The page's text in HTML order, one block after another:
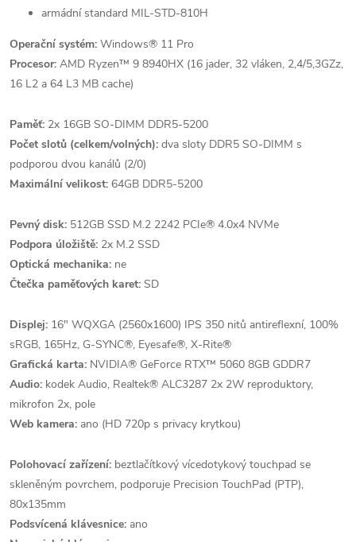
armádní standard MIL-STD-810H
Operační systém: Windows® 11 Pro
Procesor: AMD Ryzen™ 9 8940HX (16 jader, 32 vláken, 2,4/5,3GZz,
16 L2 a 64 L3 MB cache)
Paměť: 2x 16GB SO-DIMM DDR5-5200
Počet slotů (celkem/volných): dva sloty DDR5 SO-DIMM s
podporou dvou kanálů (2/0)
Maximální velikost: 64GB DDR5-5200
Pevný disk: 512GB SSD M.2 2242 PCIe® 4.0x4 NVMe
Podpora úložiště: 2x M.2 SSD
Optická mechanika: ne
Čtečka paměťových karet: SD
Displej: 16" WQXGA (2560x1600) IPS 350 nitů antireflexní, 100%
sRGB, 165Hz, G-SYNC®, Eyesafe®, X-Rite®
Grafická karta: NVIDIA® GeForce RTX™ 5060 8GB GDDR7
Audio: kodek Audio, Realtek® ALC3287 2x 2W reproduktory,
mikrofon 2x, pole
Web kamera: ano (HD 720p s privacy krytkou)
Polohovací zařízení: beztlačítkový vícedotykový touchpad se
skleněným povrchem, podporuje Precision TouchPad (PTP),
80x135mm
Podsvícená klávesnice: ano